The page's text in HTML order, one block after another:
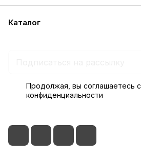
Каталог
Продолжая, вы соглашаетесь с
конфиденциальности